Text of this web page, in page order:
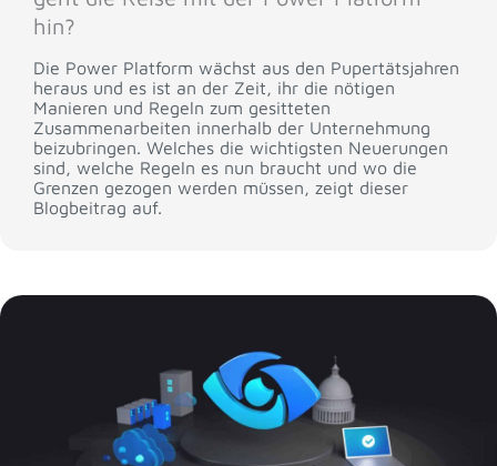
hin?
Die Power Platform wächst aus den Pupertätsjahren
heraus und es ist an der Zeit, ihr die nötigen
Manieren und Regeln zum gesitteten
Zusammenarbeiten innerhalb der Unternehmung
beizubringen. Welches die wichtigsten Neuerungen
sind, welche Regeln es nun braucht und wo die
Grenzen gezogen werden müssen, zeigt dieser
Blogbeitrag auf.